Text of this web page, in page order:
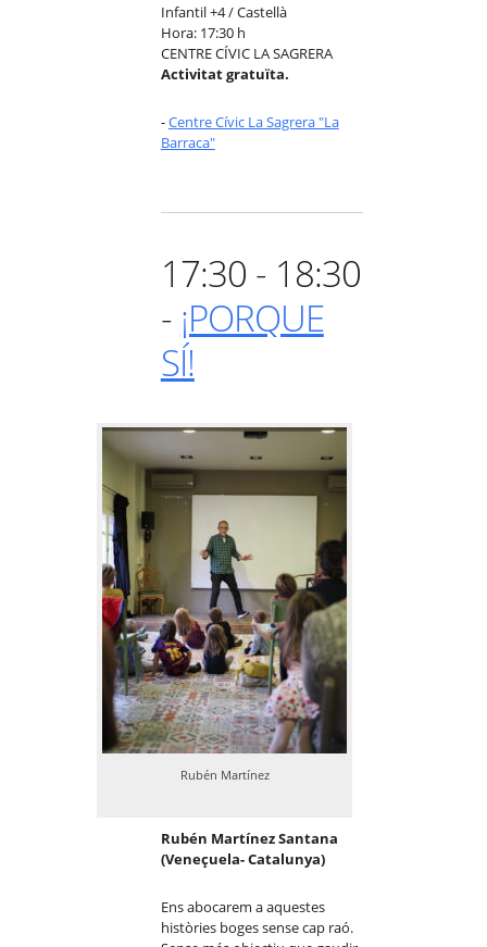
Infantil +4 / Castellà
Hora: 17:30 h
CENTRE CÍVIC LA SAGRERA
Activitat gratuïta.
-Centre Cívic La Sagrera "La
Barraca"
17:30 - 18:30
- ¡PORQUE
SÍ!
Rubén Martínez
Rubén Martínez Santana
(Veneçuela- Catalunya)
Ens abocarem a aquestes
històries boges sense cap raó.